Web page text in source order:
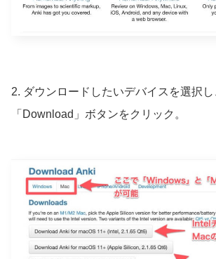
2. ダウンロードしたいデバイスを選択
「Download」ボタンをクリック。